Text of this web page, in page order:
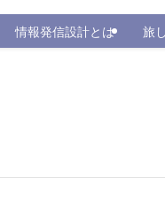
情報発信設計とは 旅